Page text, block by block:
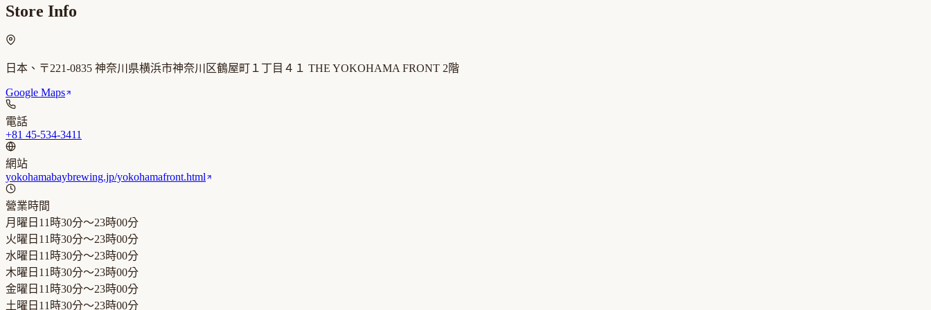
Store Info
日本、〒221-0835 神奈川県横浜市神奈川区鶴屋町１丁目４１ THE YOKOHAMA FRONT 2階
Google Maps
電話
+81 45-534-3411
網站
yokohamabaybrewing.jp/yokohamafront.html
營業時間
月曜日 11時30分～23時00分
火曜日 11時30分～23時00分
水曜日 11時30分～23時00分
木曜日 11時30分～23時00分
金曜日 11時30分～23時00分
土曜日 11時30分～23時00分